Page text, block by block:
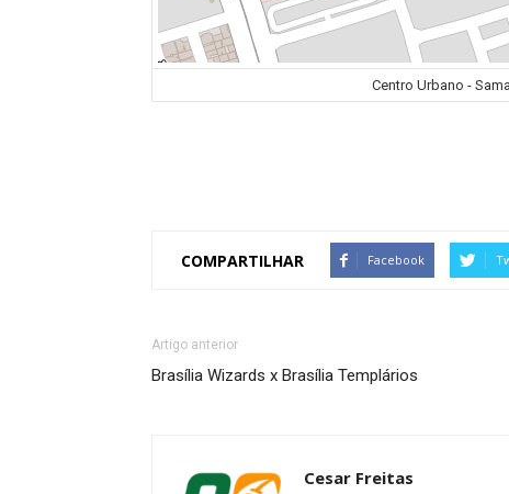
Centro Urbano -
COMPARTILHAR Facebook
Artigo anterior
Brasília Wizards x Brasília Templários
Cesar Freitas